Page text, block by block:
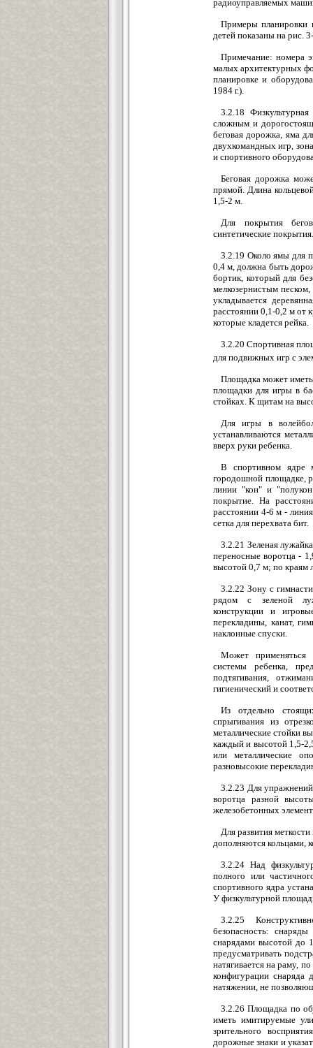
радиоуправляемых
Примеры планировки
детей показаны на рис.
Примечание: номера
малых архитектурных
планировке и
1984 г.).
3.2.18
сложным и
беговая дорожка, яма
двухкомандных игр,
и спортивного
Беговая дорожка
прямой. Длина
1,5-2 м.
Для покрытия
синтетические
3.2.19 Около ямы для
0,4 м, должна быть
бортик, который для
мелкозернистым
укладывается
расстоянии 0,1-0,2 м от
которые кладется рейка.
3.2.20 Спортивная
для подвижных игр с
Площадка может иметь
площадки для игры в
стойках. К щитам на
Для игры в
устанавливаются
вверх руки ребенка.
В спортивном ядре
городошной площадке,
линии "кон" и
покрытие. На
расстоянии 4-6 м -
сетка для перехвата бит.
3.2.21 Зеленая
переносные воротца -
высотой 0,7 м; по краям
3.2.22 Зону с
рядом с зеленой
конструкции и
перекладины, канат,
наклонные спуски.
Может применяться
системы ребенка,
подтягивания,
гигиенический и
Из отдельно
спрыгивания из
металлические стойки
каждый и высотой 1,5-
или металлические
разновысокие
3.2.23 Для
воротца разной
железобетонных
Для развития
дополняются кольцами,
3.2.24 Над
полного или
спортивного ядра
У физкультурной
3.2.25
безопасность:
снарядами высотой до
предусматривать
натягивается на раму,
конфигурации
натяжении, не
3.2.26 Площадка по
иметь имитируемые
зрительного
дорожные знаки и